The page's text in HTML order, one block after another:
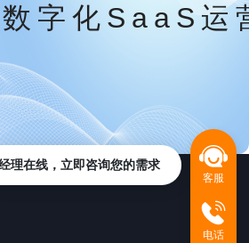
字化SaaS运
客服
电话
理在线，立即咨询您的需求